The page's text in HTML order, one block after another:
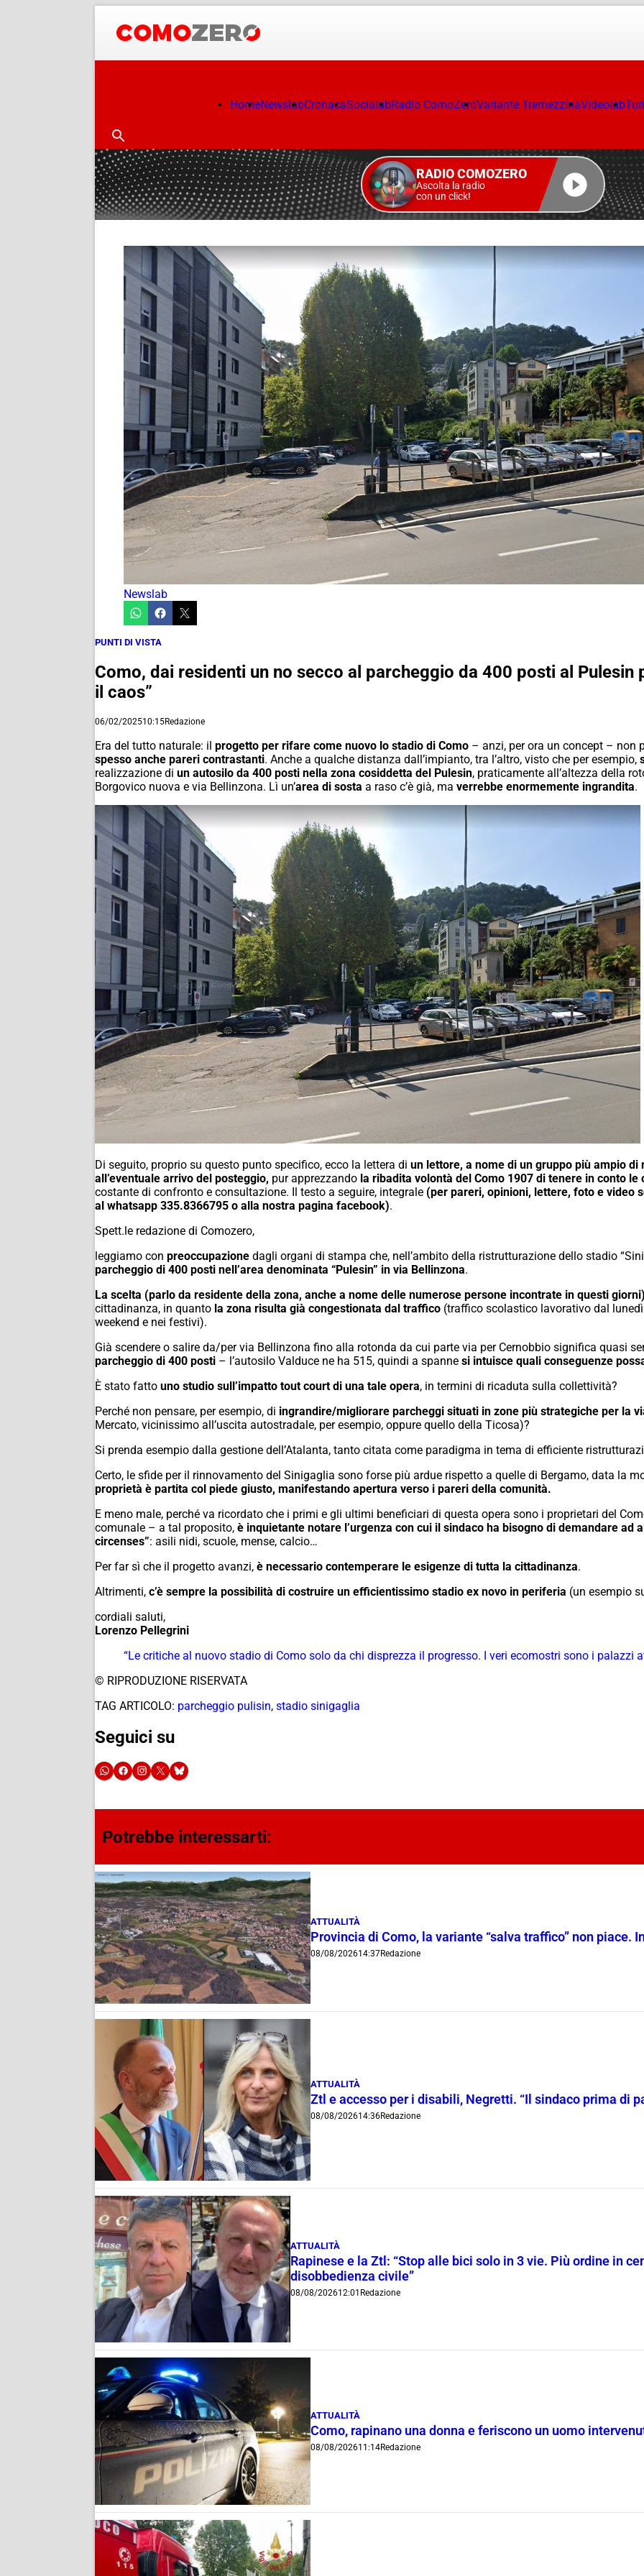
HomeNewslabCronacaSocialabRadio ComoZeroVariante TremezzinaVideolab
RADIO COMOZERO
Ascolta la radio
con un click!
Newslab
PUNTI DI VISTA
Como, dai residenti un no secco al parcheggio da 400 posti al Pulesin
il caos”
06/02/202510:15Redazione
Era del tutto naturale: il progetto per rifare come nuovo lo stadio di Como – anzi, per ora un concept – non
spesso anche pareri contrastanti. Anche a qualche distanza dall’impianto, tra l’altro, visto che per esempio,
realizzazione di un autosilo da 400 posti nella zona cosiddetta del Pulesin, praticamente all’altezza della
Borgovico nuova e via Bellinzona. Lì un’area di sosta a raso c’è già, ma verrebbe enormemente ingrandita.
Di seguito, proprio su questo punto specifico, ecco la lettera di un lettore, a nome di un gruppo più ampio
all’eventuale arrivo del posteggio, pur apprezzando la ribadita volontà del Como 1907 di tenere in conto
costante di confronto e consultazione. Il testo a seguire, integrale (per pareri, opinioni, lettere, foto e video
al whatsapp 335.8366795 o alla nostra pagina facebook).
Spett.le redazione di Comozero,
leggiamo con preoccupazione dagli organi di stampa che, nell’ambito della ristrutturazione dello stadio
parcheggio di 400 posti nell’area denominata “Pulesin” in via Bellinzona.
La scelta (parlo da residente della zona, anche a nome delle numerose persone incontrate in questi
cittadinanza, in quanto la zona risulta già congestionata dal traffico (traffico scolastico lavorativo dal
weekend e nei festivi).
Già scendere o salire da/per via Bellinzona fino alla rotonda da cui parte via per Cernobbio significa quasi
parcheggio di 400 posti – l’autosilo Valduce ne ha 515, quindi a spanne si intuisce quali conseguenze
È stato fatto uno studio sull’impatto tout court di una tale opera, in termini di ricaduta sulla collettività?
Perché non pensare, per esempio, di ingrandire/migliorare parcheggi situati in zone più strategiche per la
Mercato, vicinissimo all’uscita autostradale, per esempio, oppure quello della Ticosa)?
Si prenda esempio dalla gestione dell’Atalanta, tanto citata come paradigma in tema di efficiente
Certo, le sfide per il rinnovamento del Sinigaglia sono forse più ardue rispetto a quelle di Bergamo, data la
proprietà è partita col piede giusto, manifestando apertura verso i pareri della comunità.
E meno male, perché va ricordato che i primi e gli ultimi beneficiari di questa opera sono i proprietari del
comunale – a tal proposito, è inquietante notare l’urgenza con cui il sindaco ha bisogno di demandare ad
circenses”: asili nidi, scuole, mense, calcio…
Per far sì che il progetto avanzi, è necessario contemperare le esigenze di tutta la cittadinanza.
Altrimenti, c’è sempre la possibilità di costruire un efficientissimo stadio ex novo in periferia (un esempio
cordiali saluti,
Lorenzo Pellegrini
“Le critiche al nuovo stadio di Como solo da chi disprezza il progresso. I veri ecomostri sono i palazzi
© RIPRODUZIONE RISERVATA
TAG ARTICOLO: parcheggio pulisin, stadio sinigaglia
Seguici su
Potrebbe interessarti:
ATTUALITÀ
Provincia di Como, la variante “salva traffico” non piace.
08/08/202614:37Redazione
ATTUALITÀ
Ztl e accesso per i disabili, Negretti. “Il sindaco prima di
08/08/202614:36Redazione
ATTUALITÀ
Rapinese e la Ztl: “Stop alle bici solo in 3 vie. Più ordine in
disobbedienza civile”
08/08/202612:01 Redazione
ATTUALITÀ
Como, rapinano una donna e feriscono un uomo
08/08/202611:14Redazione